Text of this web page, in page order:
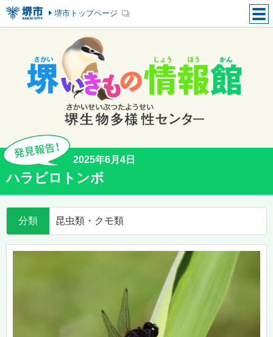
堺市トップページ
2025年6月4日
ハラビロトンボ
分類 昆虫類・クモ類